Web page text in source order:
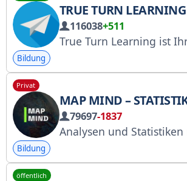
TRUE TURN LEARNING -
116038+511
True Turn Learning ist Ihr zuverlässiger Partner für die Vorbereitung auf die Kerala PSC-Prüfung. Wir bieten: Tägliche PSC-Benachrichtigungen und -Updates, aktuelle Nachrichten, PDF-Notizen, Quiz und Übungstests für verschiedene
Bildung
Privat
MAP MIND – STATISTIK
79697-1837
Analysen und Statistiken nach Ländern. Ersteller/Werbung: @sergeydenezhkin, Assistenz: @MacFrolov, weitere Assistenten: @tut_manageri, Freunde
Bildung
öffentlich